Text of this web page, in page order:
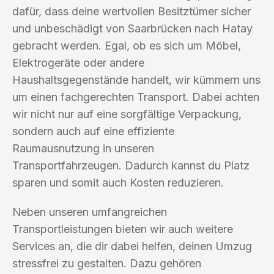
dafür, dass deine wertvollen Besitztümer sicher
und unbeschädigt von Saarbrücken nach Hatay
gebracht werden. Egal, ob es sich um Möbel,
Elektrogeräte oder andere
Haushaltsgegenstände handelt, wir kümmern uns
um einen fachgerechten Transport. Dabei achten
wir nicht nur auf eine sorgfältige Verpackung,
sondern auch auf eine effiziente
Raumausnutzung in unseren
Transportfahrzeugen. Dadurch kannst du Platz
sparen und somit auch Kosten reduzieren.
Neben unseren umfangreichen
Transportleistungen bieten wir auch weitere
Services an, die dir dabei helfen, deinen Umzug
stressfrei zu gestalten. Dazu gehören